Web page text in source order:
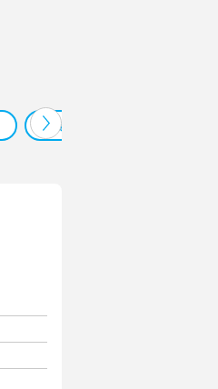
深夜バイト 楽なバイト